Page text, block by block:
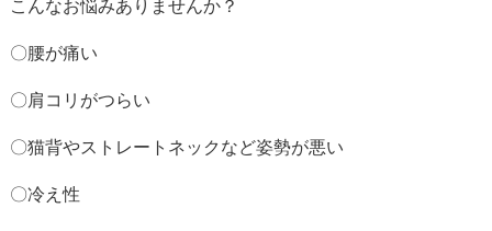
こんなお悩みありませんか？
〇腰が痛い
〇肩コリがつらい
〇猫背やストレートネックなど姿勢が悪い
〇冷え性